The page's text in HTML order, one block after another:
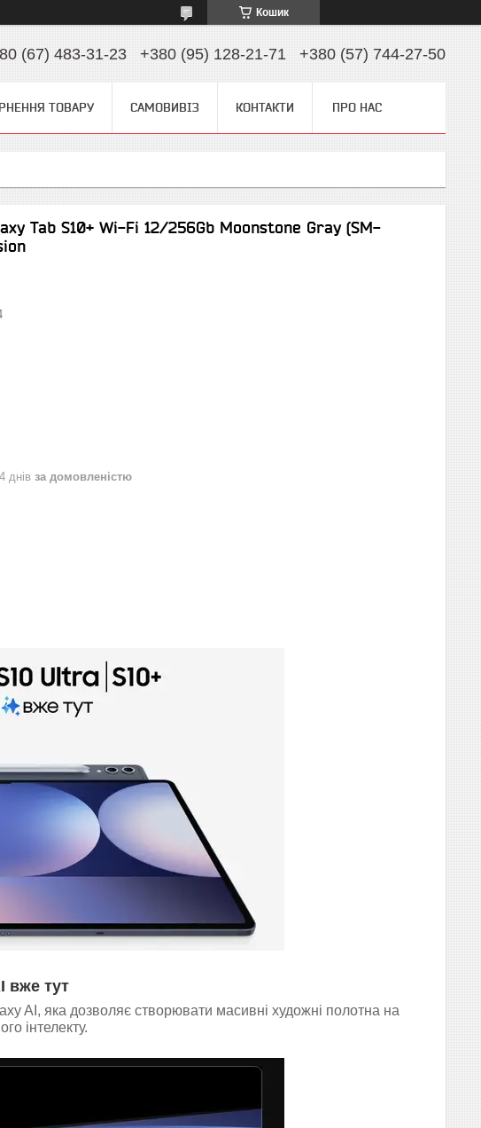
Кошик
(67) 483-31-23 +380 (95) 128-21-71 +380 (57) 744-27-50
ТОВАРУ САМОВИВІЗ КОНТАКТИ ПРО НАС
Tab S10+ Wi-Fi 12/256Gb Moonstone Gray (SM-
днів за домовленістю
вже тут
AI, яка дозволяє створювати масивні художні полотна на
інтелекту.